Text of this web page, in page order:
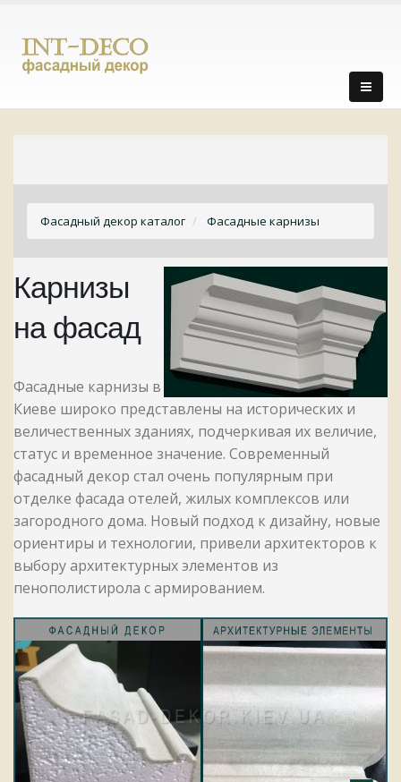
Фасадный декор каталог Фасадные карнизы
Карнизы
на фасад
Фасадные карнизы в
Киеве широко представлены на исторических и
величественных зданиях, подчеркивая их величие,
статус и временное значение. Современный
фасадный декор стал очень популярным при
отделке фасада отелей, жилых комплексов или
загородного дома. Новый подход к дизайну, новые
ориентиры и технологии, привели архитекторов к
выбору архитектурных элементов из
пенополистирола с армированием.